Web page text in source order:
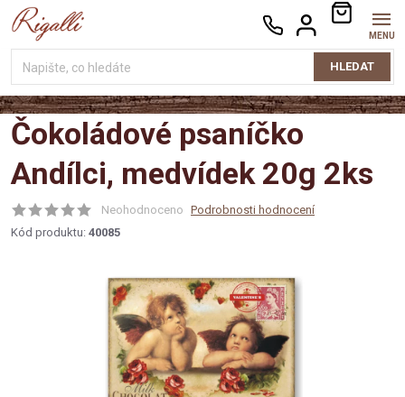
Přejít
na
HLEDAT
NÁKUPNÍ
KOŠÍK
Čokoládové psaníčko
Andílci, medvídek 20g 2ks
Neohodnoceno Podrobnosti hodnocení
Kód produktu: 40085